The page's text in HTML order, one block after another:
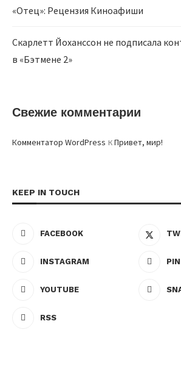
«Отец»: Рецензия Киноафиши
Скарлетт Йоханссон не подписала
в «Бэтмене 2»
Свежие комментарии
Комментатор WordPress кПривет, мир!
KEEP IN TOUCH
FACEBOOK
INSTAGRAM
YOUTUBE
RSS